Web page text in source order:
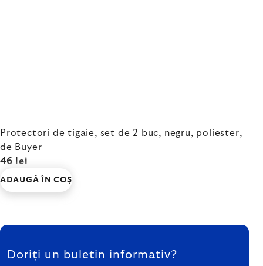
Protectori de tigaie, set de 2 buc, negru, poliester,
de Buyer
46 lei
ADAUGĂ ÎN COŞ
SUBSOL
Doriți un buletin informativ?